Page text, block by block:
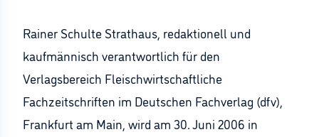
Rainer Schulte Strathaus, redaktionell und
kaufmännisch verantwortlich für den
Verlagsbereich Fleischwirtschaftliche
Fachzeitschriften im Deutschen Fachverlag (dfv),
Frankfurt am Main, wird am 30. Juni 2006 in